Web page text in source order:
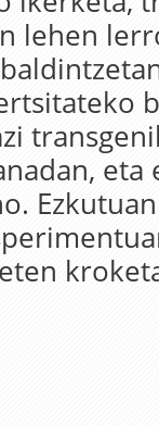
lehen
eta